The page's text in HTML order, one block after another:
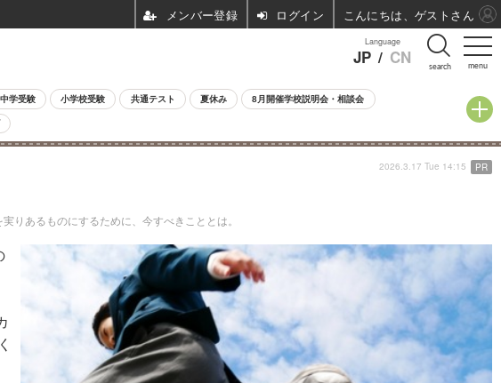
menu
Language
JP / CN search
中学受験 小学校受験 共通テスト 夏休み 8月開催学校説明会・相談会
りあるものにするために、今すべきこととは。
2026.3.17 Tue 14:15 PR
ログイン こんにちは、ゲストさん